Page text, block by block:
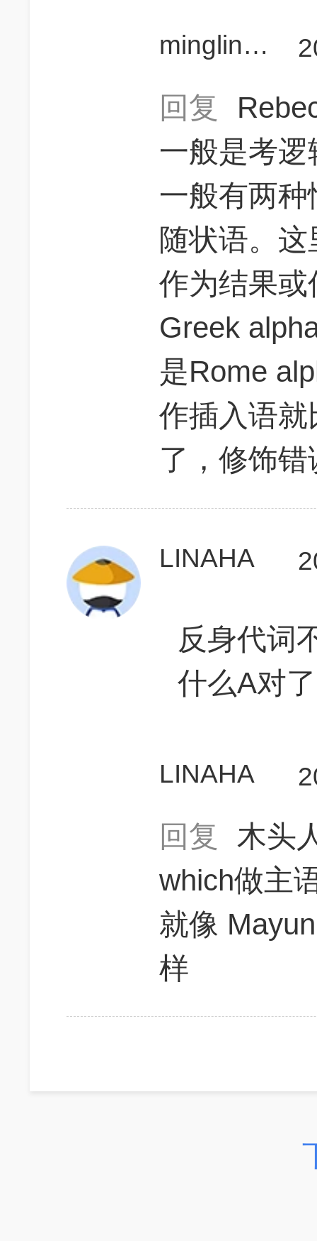
minglin531
回复
一般是考
一般有两
随状语。
作为结果
Greek
是Rome
作插入语
了，修饰
LINAHA
反身代词
什么A对了
LINAHA
回复
木头
which做主
就像
样